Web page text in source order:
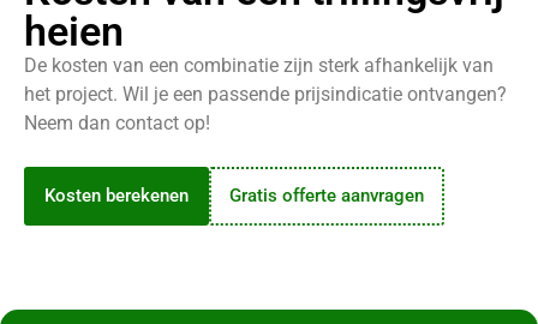
heien
De kosten van een combinatie zijn sterk afhankelijk van
het project. Wil je een passende prijsindicatie ontvangen?
Neem dan contact op!
Kosten berekenen Gratis offerte aanvragen